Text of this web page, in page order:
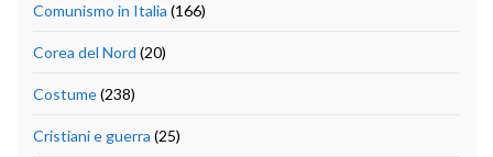
Comunismo in Italia (166)
Corea del Nord (20)
Costume(238)
Cristiani e guerra (25)